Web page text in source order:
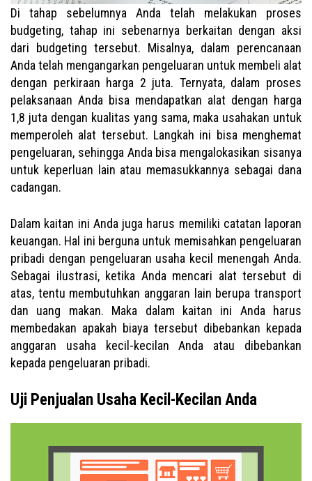
Di tahap sebelumnya Anda telah melakukan proses
budgeting, tahap ini sebenarnya berkaitan dengan aksi
dari budgeting tersebut. Misalnya, dalam perencanaan
Anda telah mengangarkan pengeluaran untuk membeli alat
dengan perkiraan harga 2 juta. Ternyata, dalam proses
pelaksanaan Anda bisa mendapatkan alat dengan harga
1,8 juta dengan kualitas yang sama, maka usahakan untuk
memperoleh alat tersebut. Langkah ini bisa menghemat
pengeluaran, sehingga Anda bisa mengalokasikan sisanya
untuk keperluan lain atau memasukkannya sebagai dana
cadangan.
Dalam kaitan ini Anda juga harus memiliki catatan laporan
keuangan. Hal ini berguna untuk memisahkan pengeluaran
pribadi dengan pengeluaran usaha kecil menengah Anda.
Sebagai ilustrasi, ketika Anda mencari alat tersebut di
atas, tentu membutuhkan anggaran lain berupa transport
dan uang makan. Maka dalam kaitan ini Anda harus
membedakan apakah biaya tersebut dibebankan kepada
anggaran usaha kecil-kecilan Anda atau dibebankan
kepada pengeluaran pribadi.
Uji Penjualan Usaha Kecil-Kecilan Anda